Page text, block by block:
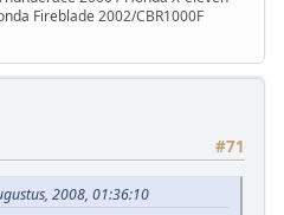
Fireblade 2002/CBR1000F
#71
2008, 01:36:10